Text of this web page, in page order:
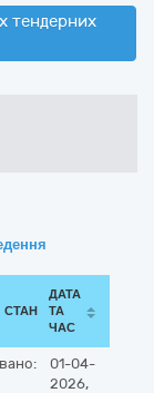
тендерних
СТАН
ДАТА
ТА
ЧАС
01-04-
2026,